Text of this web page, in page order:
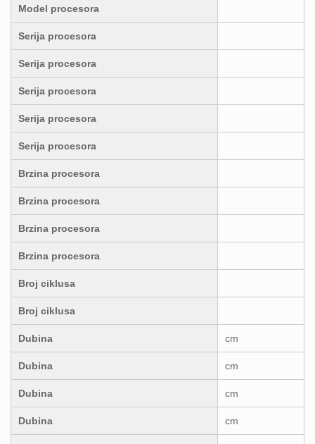
Model procesora
Serija procesora
Serija procesora
Serija procesora
Serija procesora
Serija procesora
Brzina procesora
Brzina procesora
Brzina procesora
Brzina procesora
Broj ciklusa
Broj ciklusa
Dubina cm
Dubina cm
Dubina cm
Dubina cm